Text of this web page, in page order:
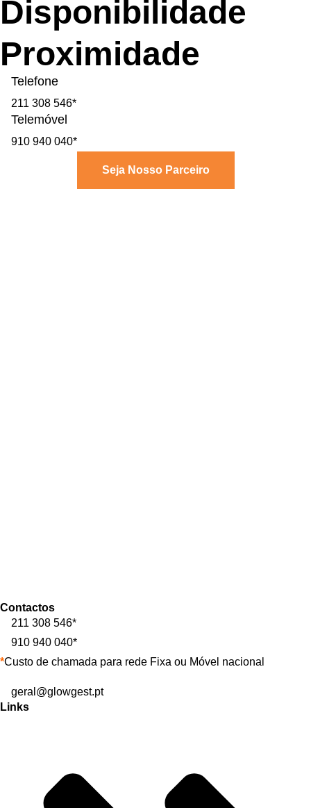
Disponibilidade
Proximidade
Telefone
211 308 546*
Telemóvel
910 940 040*
Seja Nosso Parceiro
Contactos
211 308 546*
910 940 040*
*Custo de chamada para rede Fixa ou Móvel nacional
geral@glowgest.pt
Links